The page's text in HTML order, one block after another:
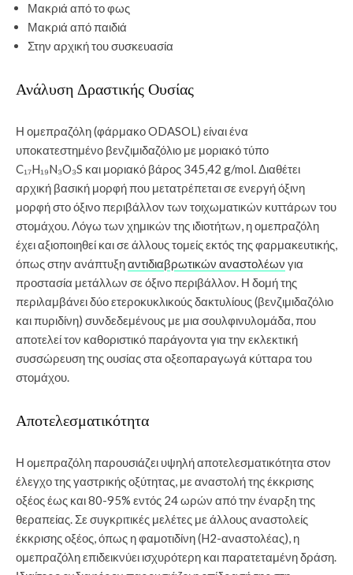
Μακριά από το φως
Μακριά από παιδιά
Στην αρχική του συσκευασία
Ανάλυση Δραστικής Ουσίας
Η ομεπραζόλη (φάρμακο ODASOL) είναι ένα
υποκατεστημένο βενζιμιδαζόλιο με μοριακό τύπο
C₁₇H₁₉N₃O₃S και μοριακό βάρος 345,42 g/mol. Διαθέτει
αρχική βασική μορφή που μετατρέπεται σε ενεργή όξινη
μορφή στο όξινο περιβάλλον των τοιχωματικών κυττάρων του
στομάχου. Λόγω των χημικών της ιδιοτήτων, η ομεπραζόλη
έχει αξιοποιηθεί και σε άλλους τομείς εκτός της φαρμακευτικής,
όπως στην ανάπτυξηαντιδιαβρωτικών αναστολέων για
προστασία μετάλλων σε όξινο περιβάλλον. Η δομή της
περιλαμβάνει δύο ετεροκυκλικούς δακτυλίους (βενζιμιδαζόλιο
και πυριδίνη) συνδεδεμένους με μια σουλφινυλομάδα, που
αποτελεί τον καθοριστικό παράγοντα για την εκλεκτική
συσσώρευση της ουσίας στα οξεοπαραγωγά κύτταρα του
στομάχου.
Αποτελεσματικότητα
Η ομεπραζόλη παρουσιάζει υψηλή αποτελεσματικότητα στον
έλεγχο της γαστρικής οξύτητας, με αναστολή της έκκρισης
οξέος έως και 80-95% εντός 24 ωρών από την έναρξη της
θεραπείας. Σε συγκριτικές μελέτες με άλλους αναστολείς
έκκρισης οξέος, όπως η φαμοτιδίνη (H2-αναστολέας), η
ομεπραζόλη επιδεικνύει ισχυρότερη και παρατεταμένη δράση.